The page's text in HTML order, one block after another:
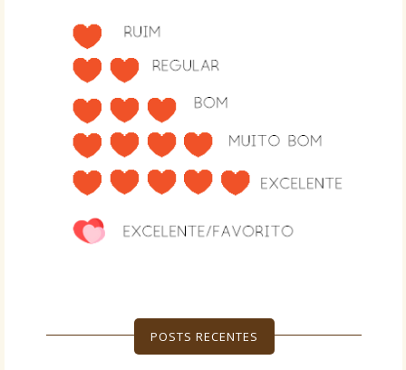
POSTS RECENTES